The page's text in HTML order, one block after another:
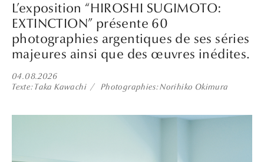
L’exposition “HIROSHI SUGIMOTO:
EXTINCTION” présente 60
photographies argentiques de ses séries
majeures ainsi que des œuvres inédites.
04.08.2026
Texte Taka Kawachi Photographies Norihiko Okimura